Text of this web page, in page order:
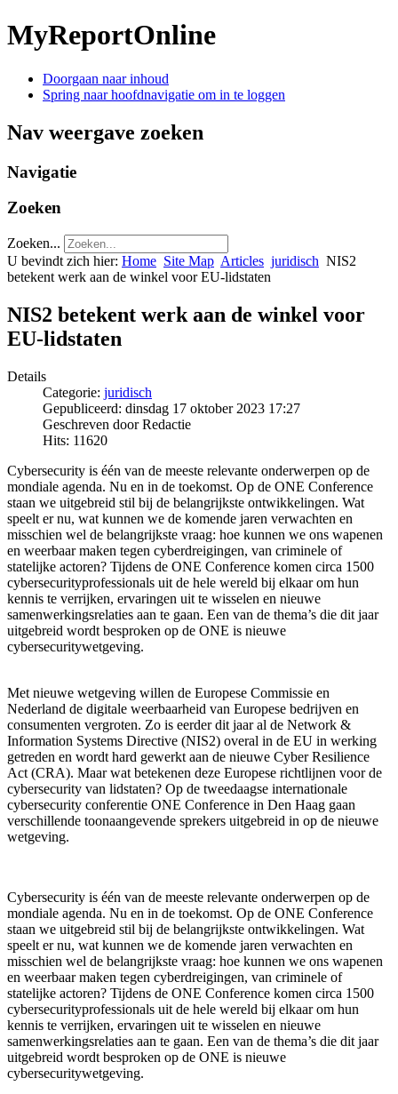
MyReportOnline
Doorgaan naar inhoud
Spring naar hoofdnavigatie om in te loggen
Nav weergave zoeken
Navigatie
Zoeken
Zoeken...
U bevindt zich hier: Home Site Map Articles juridisch NIS2
betekent werk aan de winkel voor EU-lidstaten
NIS2 betekent werk aan de winkel voor
EU-lidstaten
Details
Categorie: juridisch
Gepubliceerd: dinsdag 17 oktober 2023 17:27
Geschreven door Redactie
Hits: 11620
Cybersecurity is één van de meeste relevante onderwerpen op de
mondiale agenda. Nu en in de toekomst. Op de ONE Conference
staan we uitgebreid stil bij de belangrijkste ontwikkelingen. Wat
speelt er nu, wat kunnen we de komende jaren verwachten en
misschien wel de belangrijkste vraag: hoe kunnen we ons wapenen
en weerbaar maken tegen cyberdreigingen, van criminele of
statelijke actoren? Tijdens de ONE Conference komen circa 1500
cybersecurityprofessionals uit de hele wereld bij elkaar om hun
kennis te verrijken, ervaringen uit te wisselen en nieuwe
samenwerkingsrelaties aan te gaan. Een van de thema’s die dit jaar
uitgebreid wordt besproken op de ONE is nieuwe
cybersecuritywetgeving.
Met nieuwe wetgeving willen de Europese Commissie en
Nederland de digitale weerbaarheid van Europese bedrijven en
consumenten vergroten. Zo is eerder dit jaar al de Network &
Information Systems Directive (NIS2) overal in de EU in werking
getreden en wordt hard gewerkt aan de nieuwe Cyber Resilience
Act (CRA). Maar wat betekenen deze Europese richtlijnen voor de
cybersecurity van lidstaten? Op de tweedaagse internationale
cybersecurity conferentie ONE Conference in Den Haag gaan
verschillende toonaangevende sprekers uitgebreid in op de nieuwe
wetgeving.
Cybersecurity is één van de meeste relevante onderwerpen op de
mondiale agenda. Nu en in de toekomst. Op de ONE Conference
staan we uitgebreid stil bij de belangrijkste ontwikkelingen. Wat
speelt er nu, wat kunnen we de komende jaren verwachten en
misschien wel de belangrijkste vraag: hoe kunnen we ons wapenen
en weerbaar maken tegen cyberdreigingen, van criminele of
statelijke actoren? Tijdens de ONE Conference komen circa 1500
cybersecurityprofessionals uit de hele wereld bij elkaar om hun
kennis te verrijken, ervaringen uit te wisselen en nieuwe
samenwerkingsrelaties aan te gaan. Een van de thema’s die dit jaar
uitgebreid wordt besproken op de ONE is nieuwe
cybersecuritywetgeving.